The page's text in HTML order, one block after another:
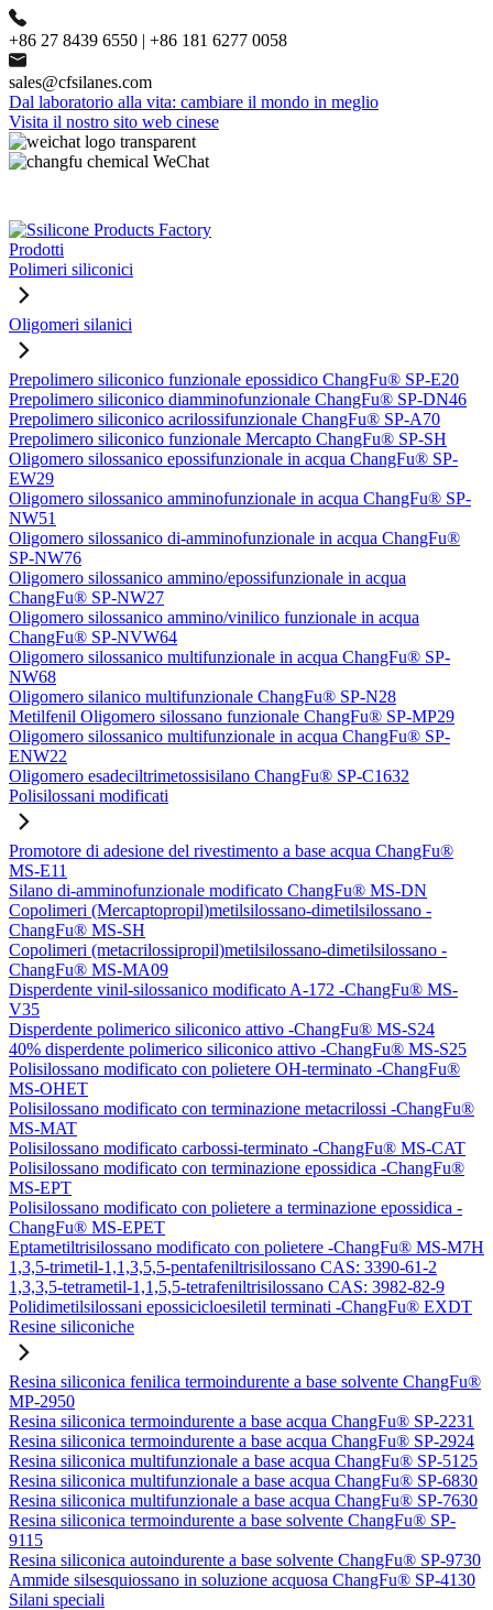
+86 27 8439 6550 | +86 181 6277 0058
sales@cfsilanes.com
Dal laboratorio alla vita: cambiare il mondo in meglio
Visita il nostro sito web cinese
Prodotti
Polimeri siliconici
Oligomeri silanici
Prepolimero siliconico funzionale epossidico ChangFu® SP-E20
Prepolimero siliconico diamminofunzionale ChangFu® SP-DN46
Prepolimero siliconico acrilossifunzionale ChangFu® SP-A70
Prepolimero siliconico funzionale Mercapto ChangFu® SP-SH
Oligomero silossanico epossifunzionale in acqua ChangFu® SP-
EW29
Oligomero silossanico amminofunzionale in acqua ChangFu® SP-
NW51
Oligomero silossanico di-amminofunzionale in acqua ChangFu®
SP-NW76
Oligomero silossanico ammino/epossifunzionale in acqua
ChangFu® SP-NW27
Oligomero silossanico ammino/vinilico funzionale in acqua
ChangFu® SP-NVW64
Oligomero silossanico multifunzionale in acqua ChangFu® SP-
NW68
Oligomero silanico multifunzionale ChangFu® SP-N28
Metilfenil Oligomero silossano funzionale ChangFu® SP-MP29
Oligomero silossanico multifunzionale in acqua ChangFu® SP-
ENW22
Oligomero esadeciltrimetossisilano ChangFu® SP-C1632
Polisilossani modificati
Promotore di adesione del rivestimento a base acqua ChangFu®
MS-E11
Silano di-amminofunzionale modificato ChangFu® MS-DN
Copolimeri (Mercaptopropil)metilsilossano-dimetilsilossano -
ChangFu® MS-SH
Copolimeri (metacrilossipropil)metilsilossano-dimetilsilossano -
ChangFu® MS-MA09
Disperdente vinil-silossanico modificato A-172 -ChangFu® MS-
V35
Disperdente polimerico siliconico attivo -ChangFu® MS-S24
40% disperdente polimerico siliconico attivo -ChangFu® MS-S25
Polisilossano modificato con polietere OH-terminato -ChangFu®
MS-OHET
Polisilossano modificato con terminazione metacrilossi -ChangFu®
MS-MAT
Polisilossano modificato carbossi-terminato -ChangFu® MS-CAT
Polisilossano modificato con terminazione epossidica -ChangFu®
MS-EPT
Polisilossano modificato con polietere a terminazione epossidica -
ChangFu® MS-EPET
Eptametiltrisilossano modificato con polietere -ChangFu® MS-M7H
1,3,5-trimetil-1,1,3,5,5-pentafeniltrisilossano CAS: 3390-61-2
1,3,3,5-tetrametil-1,1,5,5-tetrafeniltrisilossano CAS: 3982-82-9
Polidimetilsilossani epossicicloesiletil terminati -ChangFu® EXDT
Resine siliconiche
Resina siliconica fenilica termoindurente a base solvente ChangFu®
MP-2950
Resina siliconica termoindurente a base acqua ChangFu® SP-2231
Resina siliconica termoindurente a base acqua ChangFu® SP-2924
Resina siliconica multifunzionale a base acqua ChangFu® SP-5125
Resina siliconica multifunzionale a base acqua ChangFu® SP-6830
Resina siliconica multifunzionale a base acqua ChangFu® SP-7630
Resina siliconica termoindurente a base solvente ChangFu® SP-
9115
Resina siliconica autoindurente a base solvente ChangFu® SP-9730
Ammide silsesquiossano in soluzione acquosa ChangFu® SP-4130
Silani speciali